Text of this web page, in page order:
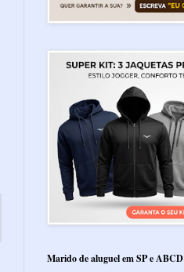
Marido de aluguel em SP e ABCD